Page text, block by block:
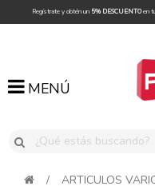
Regístrate y obtén un 5% DESCUENTOen
MENÚ
MENÚ
/ ARTICULOS